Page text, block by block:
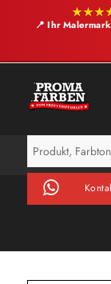
📍 Ihr